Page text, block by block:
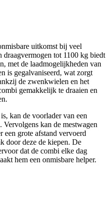
uitkomst bij veel
draagvermogen tot 1100 kg biedt
met de laadmogelijkheden van
is gegalvaniseerd, wat zorgt
de zwenkwielen en het
gemakkelijk te draaien en
kan de voorlader van een
kan de mestwagen
een grote afstand vervoerd
door deze de kiepen. De
dat de combi elke dag
hem een onmisbare helper.